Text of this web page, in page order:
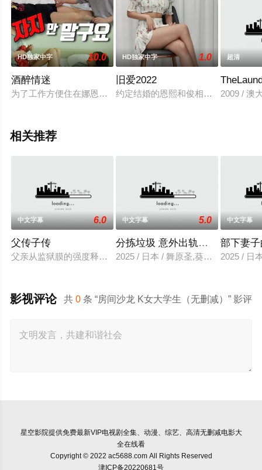
HD独家中字 10.0
酒醉情迷
为了工作方便住在娜恩和米娜姐妹家的表弟振豪，和娜恩单独举
HD独家中字 1.0
旧爱2022
约定结婚的恩熙和俊相，最后背道而
超清
2009 / 澳
相关推荐
中文字幕 6.0
父传子传
父亲从监狱膜的强度释放，并在六年内回国包含的故事单独
中文字幕 5.0
分拣垃圾 意外出轨性爱
2025 / 日本 / 舞原圣,葵悠太
中文字幕
部下妻
2025 / 日
共0 条 “房间沙龙 K女大学生（无删减）” 影评
影视评论
星空影院提供免费最新VIP电视剧全集、动漫、综艺、高清无删减电影大
全在线看
Copyright © 2022 ac5688.com All Rights Reserved
津ICP备20220681号